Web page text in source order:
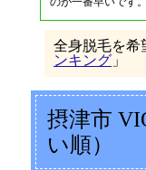
全身脱毛を希
ンキング 」
摂津市
い順）